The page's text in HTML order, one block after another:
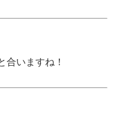
合いますね！